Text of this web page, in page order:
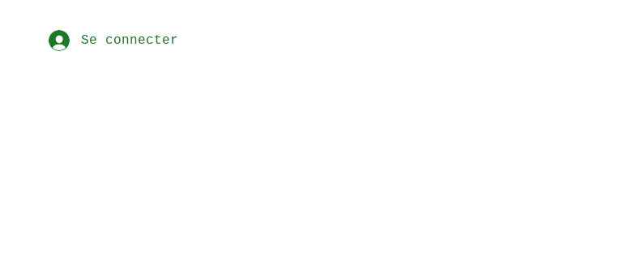
Se connecter